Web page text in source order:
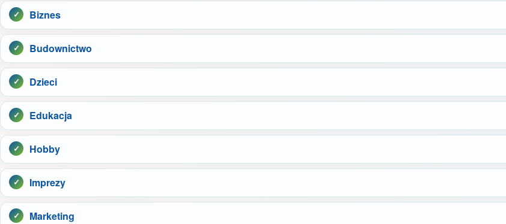
Biznes
Budownictwo
Dzieci
Edukacja
Hobby
Imprezy
Marketing